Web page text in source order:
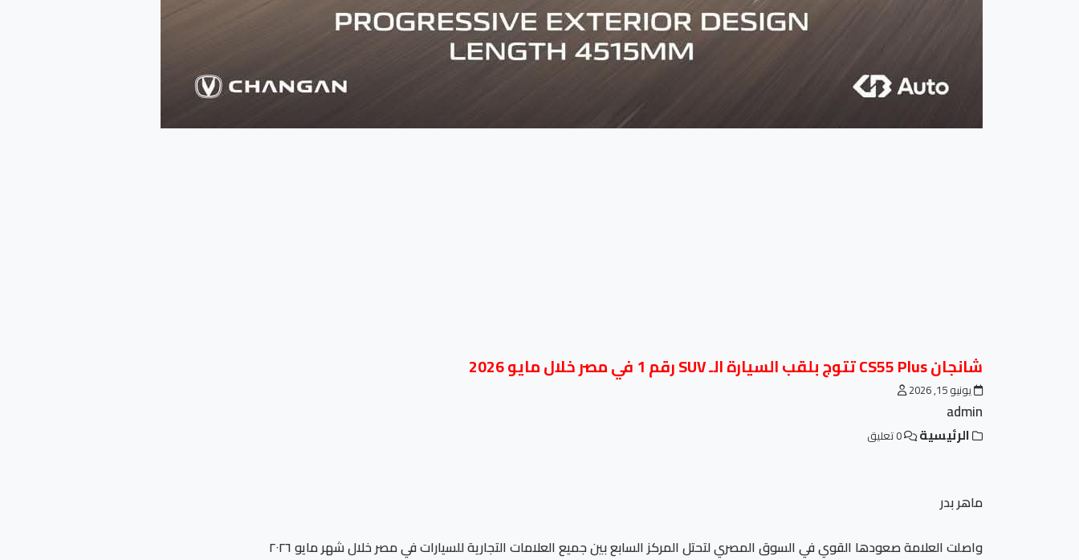
شانجان CS55 Plus تتوج بلقب السيارة الـ SUV رقم 1 في مصر خلال مايو 2026
يونيو 15, 2026
admin
الرئيسية
ماهر بدر
واصلت العلامة صعودها القوي في السوق المصري لتحتل المركز السابع بين جميع العلامات التجارية للسيارات في مصر خلال شهر مايو ٢٠٢٦